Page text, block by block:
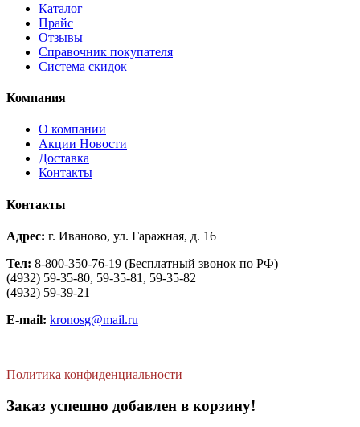
Каталог
Прайс
Отзывы
Справочник покупателя
Система скидок
Компания
О компании
Aкции Новости
Доставка
Контакты
Контакты
Адрес: г. Иваново, ул. Гаражная, д. 16
Тел: 8-800-350-76-19 (Бесплатный звонок по РФ)
(4932) 59-35-80, 59-35-81, 59-35-82
(4932) 59-39-21
E-mail: kronosg@mail.ru
Политика конфиденциальности
Заказ успешно добавлен в корзину!